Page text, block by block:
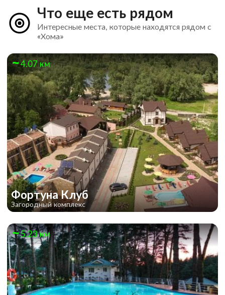
Что еще есть рядом
Интересные места, которые находятся рядом с
«Хома»
4.07 км
Фортуна Клуб
Загородный комплекс
5.23 км